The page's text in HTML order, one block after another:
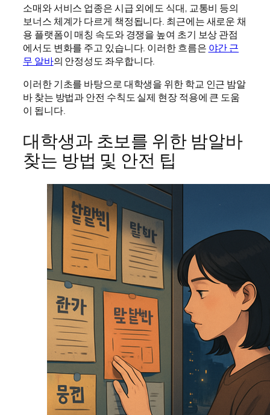
소매와 서비스 업종은 시급 외에도 식대, 교통비 등의
보너스 체계가 다르게 책정됩니다. 최근에는 새로운 채
용 플랫폼이 매칭 속도와 경쟁을 높여 초기 보상 관점
에서도 변화를 주고 있습니다. 이러한 흐름은 야간 근
무 알바의 안정성도 좌우합니다.
이러한 기초를 바탕으로 대학생을 위한 학교 인근 밤알
바 찾는 방법과 안전 수칙도 실제 현장 적용에 큰 도움
이 됩니다.
대학생과 초보를 위한 밤알바
찾는 방법 및 안전 팁